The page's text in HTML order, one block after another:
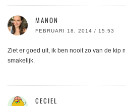
MANON
FEBRUARI 18, 2014 / 15:53
Ziet er goed uit, ik ben nooit zo van de kip
smakelijk.
CECIEL